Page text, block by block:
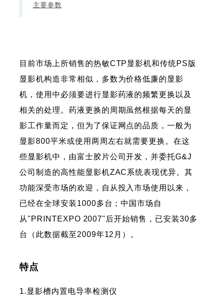
主要参数
目前市场上所销售的热敏CTP显影机和传统PS版
显影机构造非常相似，多数为价格低廉的显影
机，使用中必须要进行显影药液的频繁更换以及
相关的处理。药液更换的周期虽然根据每天的显
影工作量而定，但为了保证网点的品质，一般为
显影800平米或使用两周左右就需要更换。在这
些显影机中，由富士胶片公司开发，并委托G&J
公司制造的高性能显影机ZAC系统表现优异。其
功能深受市场的欢迎，自从投入市场使用以来，
已经在全球安装1000多台；中国市场自
从"PRINTEXPO 2007"后开始销售，已安装30多
台（此数据截至2009年12月）。
特点
1.显影槽内置电导率检测仪